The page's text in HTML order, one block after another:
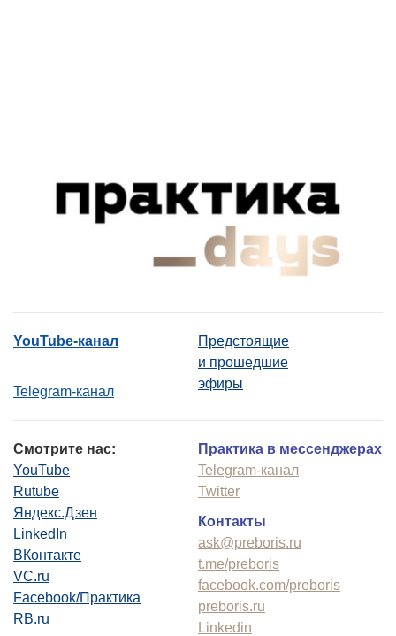
YouTube-канал
Telegram-канал
Предстоящие
и прошедшие
эфиры
Смотрите нас:
YouTube
Rutube
Яндекс.Дзен
LinkedIn
ВКонтакте
VC.ru
Facebook/Практика
RB.ru
Практика в мессенджерах
Telegram-канал
Twitter
Контакты
ask@preboris.ru
t.me/preboris
facebook.com/preboris
preboris.ru
Linkedin